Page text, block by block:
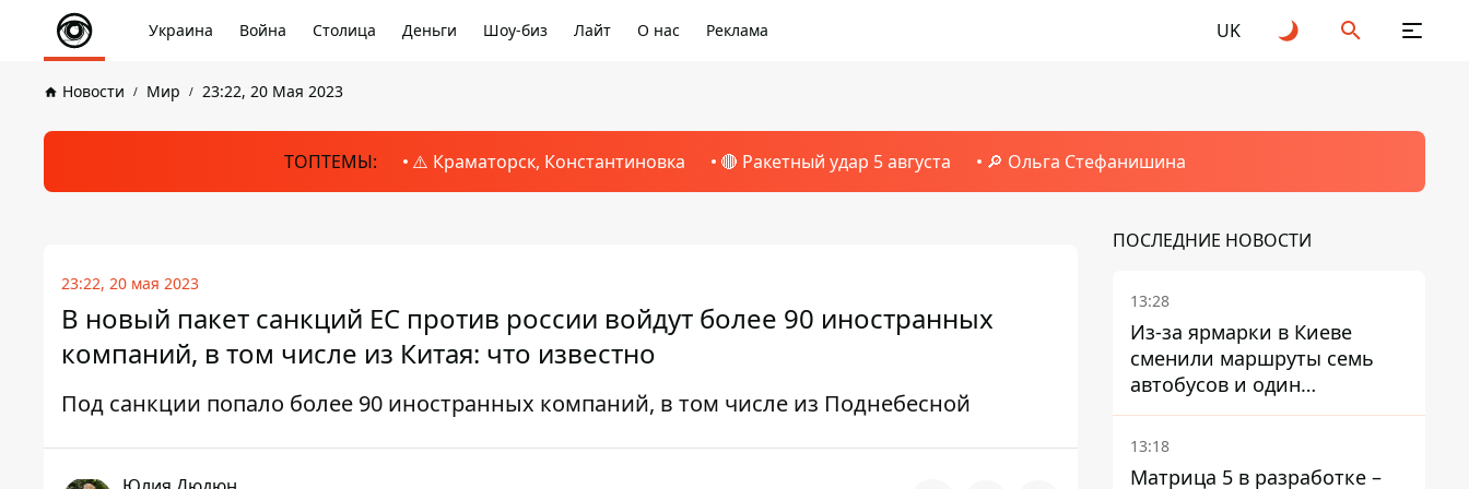
Украина Война Столица Деньги Шоу-биз Лайт О нас Реклама UK
Новости Мир 23:22, 20 Мая 2023
ТОПТЕМЫ: ⚠️ Краматорск, Константиновка 🔴 Ракетный удар 5 августа 🔎 Ольга Стефанишина
23:22, 20 мая 2023
В новый пакет санкций ЕС против россии войдут более 90 иностранных
компаний, в том числе из Китая: что известно
Под санкции попало более 90 иностранных компаний, в том числе из Поднебесной
ПОСЛЕДНИЕ НОВОСТИ
13:28
Из-за ярмарки в Киеве
сменили маршруты семь
автобусов и один
троллейбус
13:18
Матрица 5 в разработке –